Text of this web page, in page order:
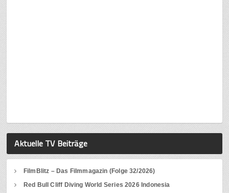
Aktuelle TV Beiträge
FilmBlitz – Das Filmmagazin (Folge 32/2026)
Red Bull Cliff Diving World Series 2026 Indonesia